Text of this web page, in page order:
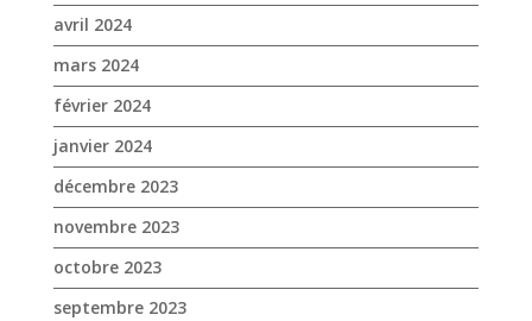
avril 2024
mars 2024
février 2024
janvier 2024
décembre 2023
novembre 2023
octobre 2023
septembre 2023